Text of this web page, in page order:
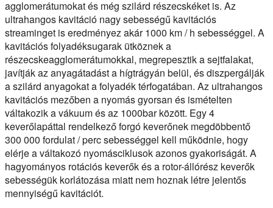
agglomerátumokat és még szilárd részecskéket is. Az
ultrahangos kavitáció nagy sebességű kavitációs
streaminget is eredményez akár 1000 km / h sebességgel. A
kavitációs folyadéksugarak ütköznek a
részecskeagglomerátumokkal, megrepesztik a sejtfalakat,
javítják az anyagátadást a hígtrágyán belül, és diszpergálják
a szilárd anyagokat a folyadék térfogatában. Az ultrahangos
kavitációs mezőben a nyomás gyorsan és ismételten
váltakozik a vákuum és az 1000bar között. Egy 4
keverőlapáttal rendelkező forgó keverőnek megdöbbentő
300 000 fordulat / perc sebességgel kell működnie, hogy
elérje a váltakozó nyomásciklusok azonos gyakoriságát. A
hagyományos rotációs keverők és a rotor-állórész keverők
sebességük korlátozása miatt nem hoznak létre jelentős
mennyiségű kavitációt.